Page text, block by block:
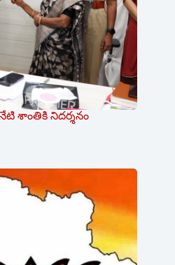
శాంతికి నిదర్శనం